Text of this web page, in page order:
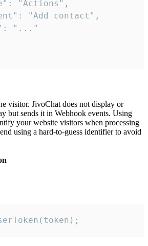
"Actions",
"Add contact",
"..."
visitor. JivoChat does not display or
but sends it in Webhook events. Using
your website visitors when processing
using a hard-to-guess identifier to avoid